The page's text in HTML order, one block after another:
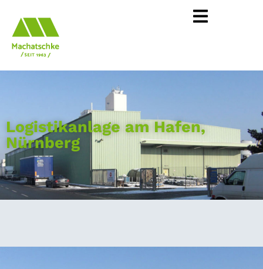
Logistikanlage am Hafen,
Nürnberg